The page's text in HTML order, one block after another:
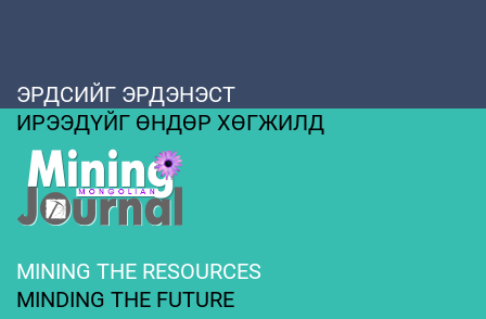
ЭРДСИЙГ ЭРДЭНЭСТ
ИРЭЭДҮЙГ ӨНДӨР ХӨГЖИЛД
MINING THE RESOURCES
MINDING THE FUTURE